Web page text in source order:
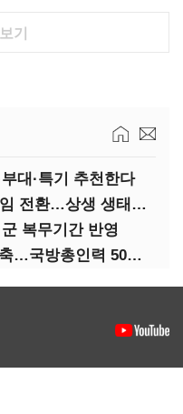
기
대·특기 추천한다
"첨단전력 획득제도 패러다임 전환…상생 생태계 조성해 대체불가 K-방산 도약"
복무기간 반영
2040년까지 단계적 병력 감축…국방총인력 50만 목표 2차 국방개혁 착수